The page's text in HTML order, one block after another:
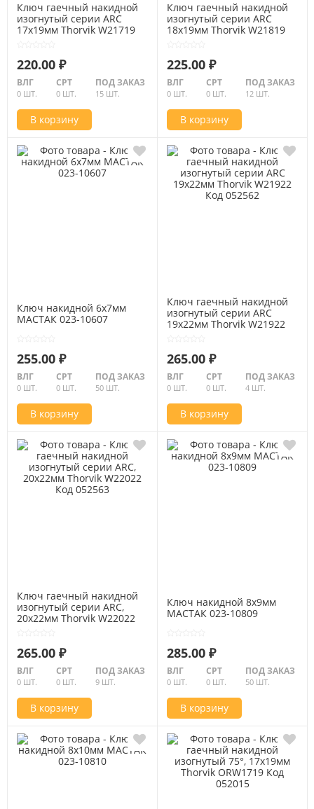
Ключ гаечный накидной
изогнутый серии ARC
17х19мм Thorvik W21719
220.00 ₽
ВЛГ
0 ШТ.
СРТ
0 ШТ.
ПОД ЗАКАЗ
15 ШТ.
В корзину
Ключ гаечный накидной
изогнутый серии ARC
18х19мм Thorvik W21819
225.00 ₽
ВЛГ
0 ШТ.
СРТ
0 ШТ.
ПОД ЗАКАЗ
12 ШТ.
В корзину
Ключ накидной 6х7мм
МАСТАК 023-10607
255.00 ₽
ВЛГ
0 ШТ.
СРТ
0 ШТ.
ПОД ЗАКАЗ
50 ШТ.
В корзину
Ключ гаечный накидной
изогнутый серии ARC
19х22мм Thorvik W21922
265.00 ₽
ВЛГ
0 ШТ.
СРТ
0 ШТ.
ПОД ЗАКАЗ
4 ШТ.
В корзину
Ключ гаечный накидной
изогнутый серии ARC,
20х22мм Thorvik W22022
265.00 ₽
ВЛГ
0 ШТ.
СРТ
0 ШТ.
ПОД ЗАКАЗ
9 ШТ.
В корзину
Ключ накидной 8х9мм
МАСТАК 023-10809
285.00 ₽
ВЛГ
0 ШТ.
СРТ
0 ШТ.
ПОД ЗАКАЗ
50 ШТ.
В корзину